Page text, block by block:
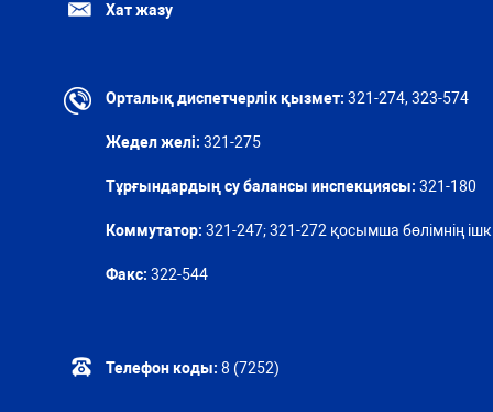
Хат жазу
Орталық диспетчерлік қызмет: 321-274, 323-574
Жедел желі: 321-275
Тұрғындардың су балансы инспекциясы: 321-180
Коммутатор: 321-247; 321-272 қосымша бөлімнің ішкі
Факс: 322-544
Телефон коды: 8 (7252)